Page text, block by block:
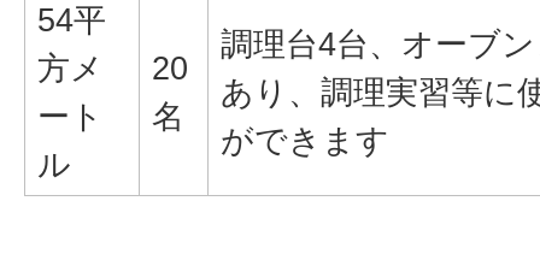
54平
方メ
ート
ル
20
名
調理台4台、オーブ
あり、調理実習等に
ができます